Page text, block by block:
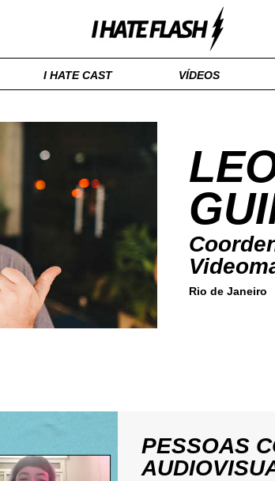
I HATE CAST VÍDEOS
Rio de Janeiro
PESSOAS